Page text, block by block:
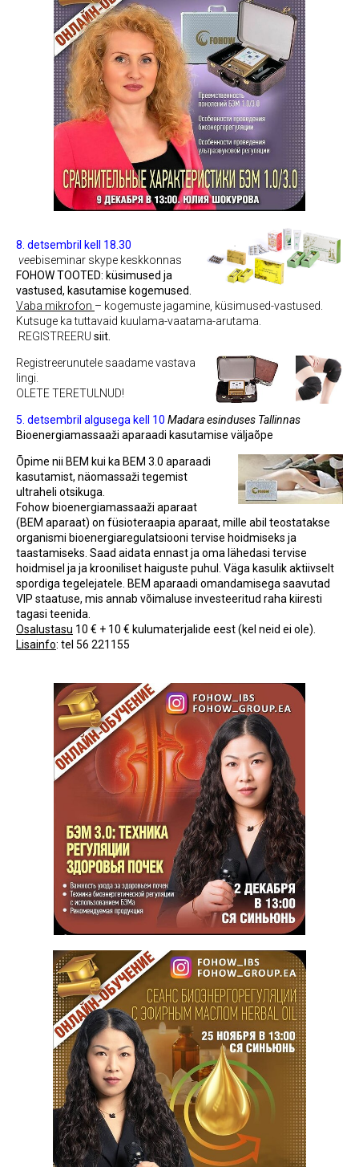
8. detsembril kell 18.30
veebiseminar skype keskkonnas
FOHOW TOOTED: küsimused ja
vastused, kasutamise kogemused.
Vaba mikrofon – kogemuste jagamine, küsimused-vastused.
Kutsuge ka tuttavaid kuulama-vaatama-arutama.
REGISTREERU siit
Registreerunutele saadame vastava
lingi.
OLETE TERETULNUD!
5. detsembril algusega kell 10 Madara esinduses Tallinnas
Bioenergiamassaaži aparaadi kasutamise väljaõpe
Õpime nii BEM kui ka BEM 3.0 aparaadi
kasutamist, näomassaži tegemist
ultraheli otsikuga.
Fohow bioenergiamassaaži aparaat
(BEM aparaat) on füsioteraapia aparaat, mille abil teostatakse
organismi bioenergiaregulatsiooni tervise hoidmiseks ja
taastamiseks. Saad aidata ennast ja oma lähedasi tervise
hoidmisel ja ja krooniliset haiguste puhul. Väga kasulik aktiivselt
spordiga tegelejatele. BEM aparaadi omandamisega saavutad
VIP staatuse, mis annab võimaluse investeeritud raha kiiresti
tagasi teenida.
Osalustasu 10 € + 10 € kulumaterjalide eest (kel neid ei ole).
Lisainfo: tel 56 221155